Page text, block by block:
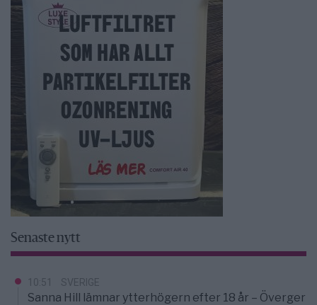
Senaste nytt
10:51 SVERIGE
Sanna Hill lämnar ytterhögern efter 18 år – Överger